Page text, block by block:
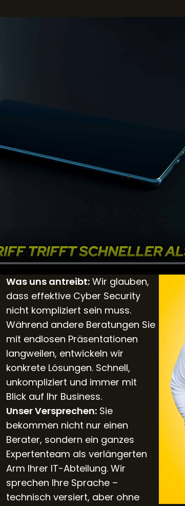
Was uns antreibt: Wir glauben,
dass effektive Cyber Security
nicht kompliziert sein muss.
Während andere Beratungen Sie
mit endlosen Präsentationen
langweilen, entwickeln wir
konkrete Lösungen. Schnell,
unkompliziert und immer mit
Blick auf Ihr Business.
Unser Versprechen: Sie
bekommen nicht nur einen
Berater, sondern ein ganzes
Expertenteam als verlängerten
Arm Ihrer IT-Abteilung. Wir
sprechen Ihre Sprache –
technisch versiert, aber ohne